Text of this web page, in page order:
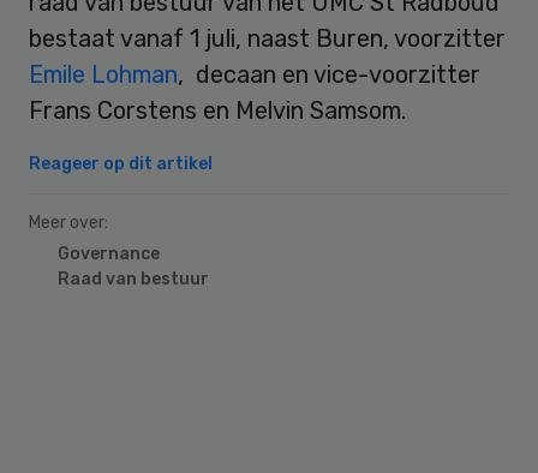
bestaat vanaf 1 juli, naast Buren, voorzitter
Emile Lohman, decaan en vice-voorzitter
Frans Corstens en Melvin Samsom.
Reageer op dit artikel
Meer over:
Governance
Raad van bestuur